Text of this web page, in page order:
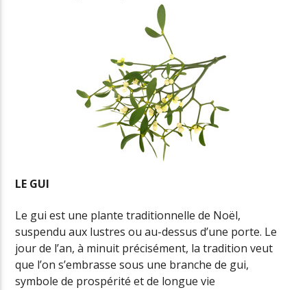
LE GUI
Le gui est une plante traditionnelle de Noël,
suspendu aux lustres ou au-dessus d’une porte. Le
jour de l’an, à minuit précisément, la tradition veut
que l’on s’embrasse sous une branche de gui,
symbole de prospérité et de longue vie